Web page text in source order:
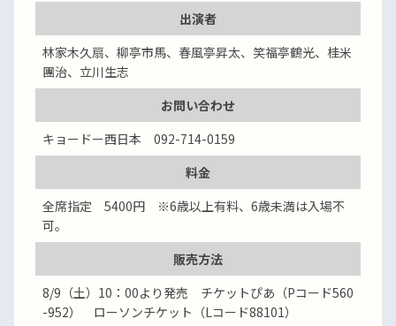
出演者
林家木久扇、柳亭市馬、春風亭昇太、笑福亭鶴光、桂米
團治、立川生志
お問い合わせ
キョードー西日本 092-714-0159
料金
全席指定 5400円 ※6歳以上有料、6歳未満は入場不
可。
販売方法
8/9（土）10：00より発売 チケットぴあ（Pコード560
-952） ローソンチケット（Lコード88101）